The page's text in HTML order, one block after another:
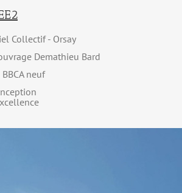
Collectif
Orsay
Demathieu Bard
neuf